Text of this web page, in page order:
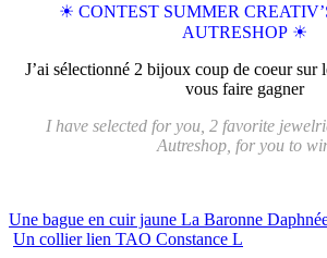
☀ CONTEST SUMMER
AUTRESHOP ☀
J’ai sélectionné 2 bijoux coup de coeur sur
vous faire gagner
I have selected for you, 2 favorite
Autreshop, for you to
Une bague en cuir jaune La Baronne
Un collier lien TAO Constance L